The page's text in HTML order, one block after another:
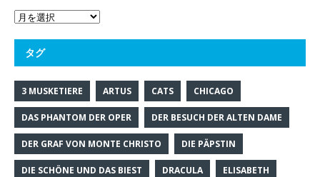
タグ
3 MUSKETIERE ARTUS CATS CHICAGO
DAS PHANTOM DER OPER DER BESUCH DER ALTEN DAME
DER GRAF VON MONTE CHRISTO DIE PÄPSTIN
DIE SCHÖNE UND DAS BIEST DRACULA ELISABETH